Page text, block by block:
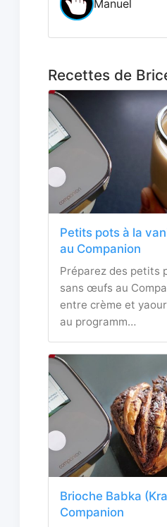
Manuel
Recettes de
Petits pots à la
au Companion
Préparez des petits
sans œufs au
entre crème et
au programm…
Brioche Babka
Companion